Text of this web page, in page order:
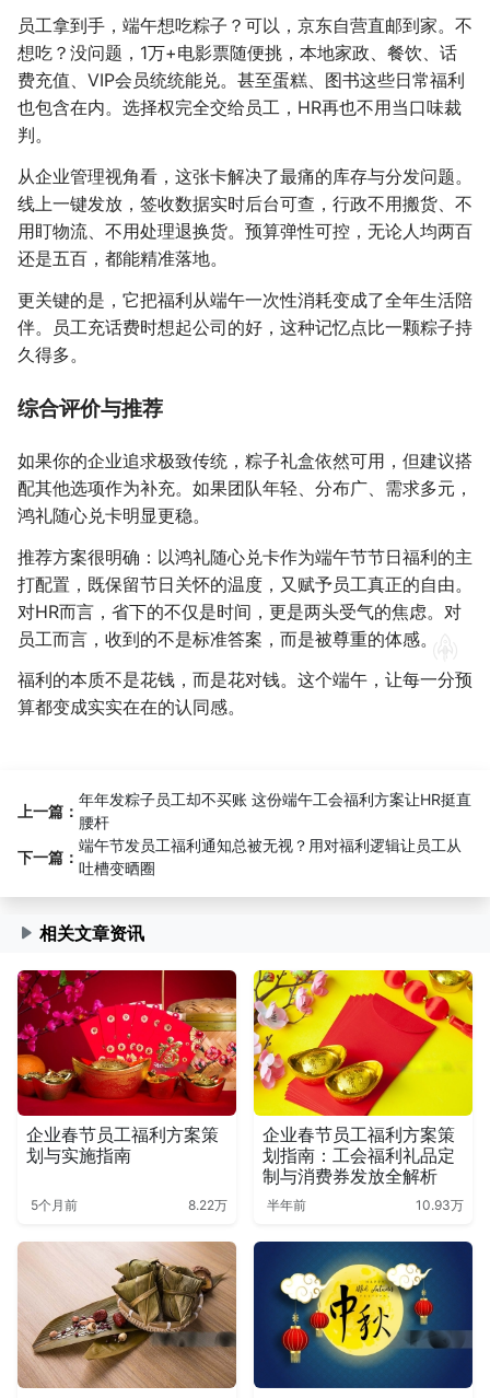
员工拿到手，端午想吃粽子？可以，京东自营直邮到家。不
想吃？没问题，1万+电影票随便挑，本地家政、餐饮、话
费充值、VIP会员统统能兑。甚至蛋糕、图书这些日常福利
也包含在内。选择权完全交给员工，HR再也不用当口味裁
判。
从企业管理视角看，这张卡解决了最痛的库存与分发问题。
线上一键发放，签收数据实时后台可查，行政不用搬货、不
用盯物流、不用处理退换货。预算弹性可控，无论人均两百
还是五百，都能精准落地。
更关键的是，它把福利从端午一次性消耗变成了全年生活陪
伴。员工充话费时想起公司的好，这种记忆点比一颗粽子持
久得多。
综合评价与推荐
如果你的企业追求极致传统，粽子礼盒依然可用，但建议搭
配其他选项作为补充。如果团队年轻、分布广、需求多元，
鸿礼随心兑卡明显更稳。
推荐方案很明确：以鸿礼随心兑卡作为端午节节日福利的主
打配置，既保留节日关怀的温度，又赋予员工真正的自由。
对HR而言，省下的不仅是时间，更是两头受气的焦虑。对
员工而言，收到的不是标准答案，而是被尊重的体感。
福利的本质不是花钱，而是花对钱。这个端午，让每一分预
算都变成实实在在的认同感。
上一篇：
年年发粽子员工却不买账 这份端午工会福利方案让HR挺直
腰杆
下一篇：
端午节发员工福利通知总被无视？用对福利逻辑让员工从
吐槽变晒圈
相关文章资讯
企业春节员工福利方案策
划与实施指南
5个月前 8.22万
企业春节员工福利方案策
划指南：工会福利礼品定
制与消费券发放全解析
半年前 10.93万